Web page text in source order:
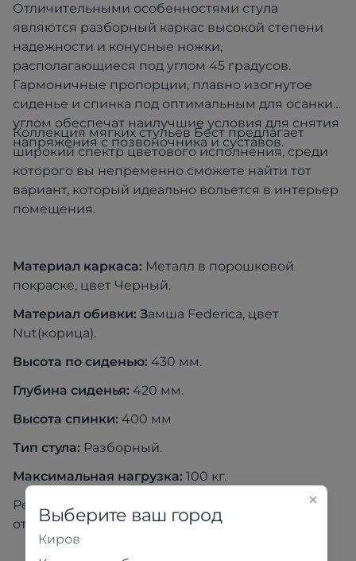
Отличительными особенностями стула
являются разборный каркас высокой степени
надежности и конусные ножки,
располагающиеся под углом 45 градусов.
Гармоничные пропорции, плавно изогнутое
сиденье и спинка под оптимальным для осанки
углом обеспечат наилучшие условия для снятия
напряжения с позвоночника и суставов.
Коллекция мягких стульев Бест предлагает
широкий спектр цветового исполнения, среди
которого вы непременно сможете найти тот
вариант, который идеально вольется в интерьер
помещения.
Материал каркаса: Металл в порошковой
покраске, цвет Черный.
Материал обивки: Замша Federica, цвет
Nut(корица).
Высота по сиденью: 430 мм.
Глубина сиденья: 420 мм.
Высота спинки: 400 мм
Тип стула: Разборный.
Максимальная нагрузка: 100 кг.
Реальный цвет товара может незначительно
отличаться от изображения на экране
Выберите ваш город
Киров